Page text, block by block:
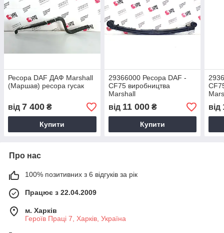
Ресора DAF ДАФ Marshall
(Маршав) ресора гусак
від 7 400 ₴
Купити
29366000 Ресора DAF -
CF75 виробництва
Marshall
від 11 000₴
Купити
від
Про нас
100% позитивних з 6 відгуків за рік
Працює з 22.04.2009
м. Харків
Героїв Праці 7, Харків, Україна